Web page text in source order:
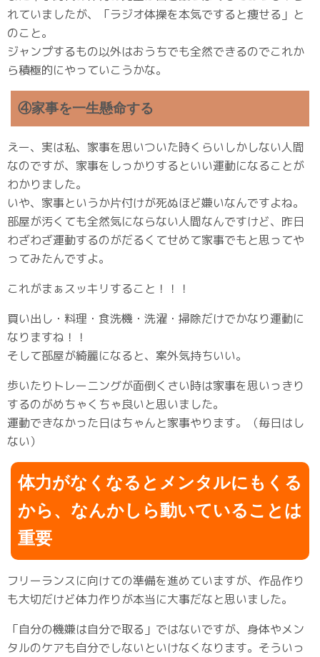
れていましたが、「ラジオ体操を本気ですると痩せる」と
のこと。
ジャンプするもの以外はおうちでも全然できるのでこれか
ら積極的にやっていこうかな。
④家事を一生懸命する
えー、実は私、家事を思いついた時くらいしかしない人間
なのですが、家事をしっかりするといい運動になることが
わかりました。
いや、家事というか片付けが死ぬほど嫌いなんですよね。
部屋が汚くても全然気にならない人間なんですけど、昨日
わざわざ運動するのがだるくてせめて家事でもと思ってや
ってみたんですよ。
これがまぁスッキリすること！！！
買い出し・料理・食洗機・洗濯・掃除だけでかなり運動に
なりますね！！
そして部屋が綺麗になると、案外気持ちいい。
歩いたりトレーニングが面倒くさい時は家事を思いっきり
するのがめちゃくちゃ良いと思いました。
運動できなかった日はちゃんと家事やります。（毎日はし
ない）
体力がなくなるとメンタルにもくる
から、なんかしら動いていることは
重要
フリーランスに向けての準備を進めていますが、作品作り
も大切だけど体力作りが本当に大事だなと思いました。
「自分の機嫌は自分で取る」ではないですが、身体やメン
タルのケアも自分でしないといけなくなります。そういっ